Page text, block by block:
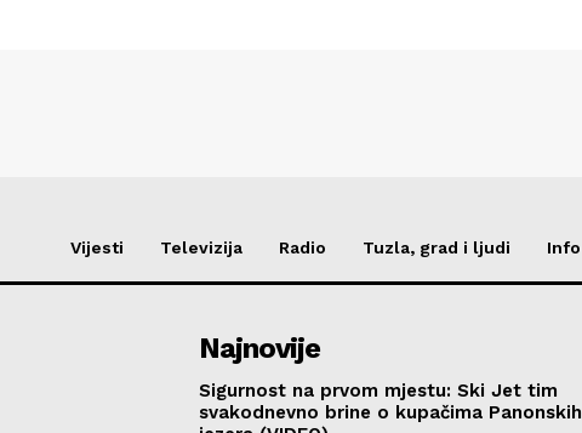
Vijesti Televizija Radio Tuzla, grad i ljudi Info
Najnovije
Sigurnost na prvom mjestu: Ski Jet tim
svakodnevno brine o kupačima Panonskih